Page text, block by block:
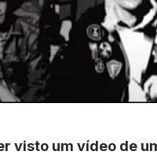
visto um vídeo de